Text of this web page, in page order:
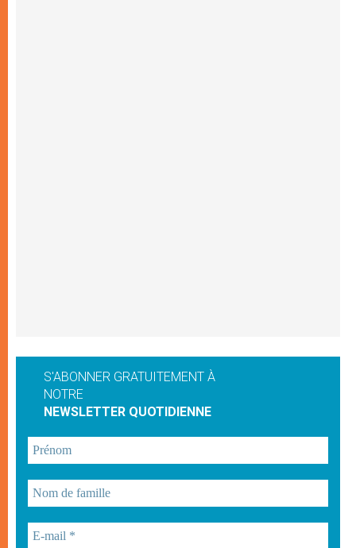
S'ABONNER GRATUITEMENT À
NOTRE
NEWSLETTER QUOTIDIENNE